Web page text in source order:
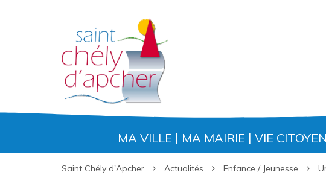
MA VILLE MA MAIRIE VIE
Saint Chély d'Apcher Actualités Enfance / Jeunesse